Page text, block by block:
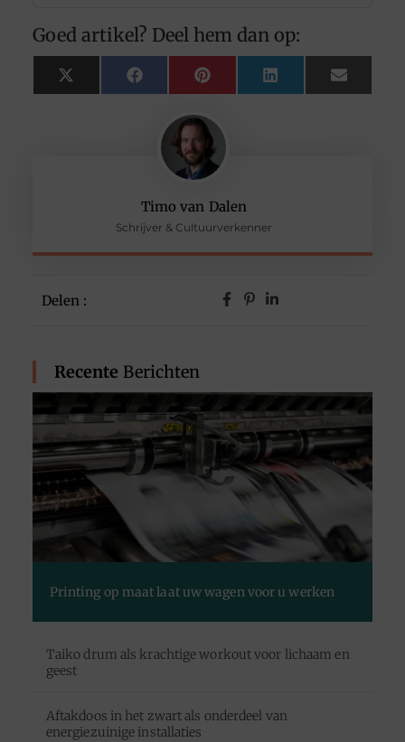
Timo van Dalen
Schrijver & Cultuurverkenner
Delen :
Recente Berichten
Printing op maat laat uw wagen voor u werken
Taiko drum als krachtige workout voor lichaam en
geest
Aftakdoos in het zwart als onderdeel van
energiezuinige installaties
Goed artikel? Deel hem dan op:
X
(Twitter)
FacebookPinterest LinkedIn Email